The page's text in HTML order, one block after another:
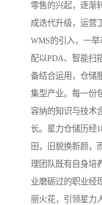
零售的兴起，逐渐
成迭代升级，运营
WMS的引入，一
配以PDA、智能扫
备结合运用，仓储
集型产业。每一份
容纳的知识与技术
长。星力仓储历经
田，旧貌换新颜，
理团队既有自身培
业磨砺过的职业经
丽火花，引领星力